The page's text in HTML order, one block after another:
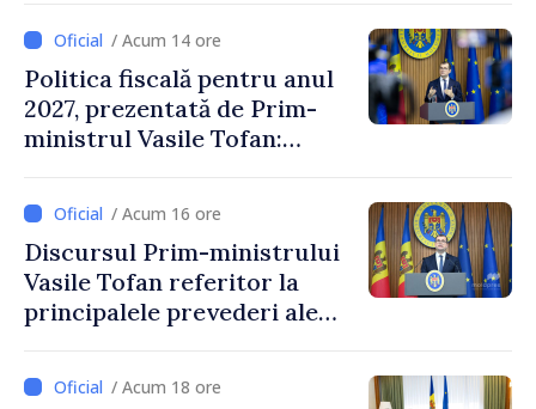
/ Acum 14 ore
Politica fiscală pentru anul
2027, prezentată de Prim-
ministrul Vasile Tofan:
stimularea investițiilor și o
taxare mai echitabilă
/ Acum 16 ore
Discursul Prim-ministrului
Vasile Tofan referitor la
principalele prevederi ale
2027
/ Acum 18 ore